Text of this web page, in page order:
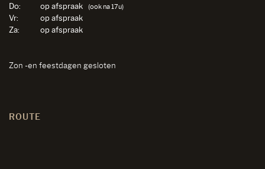
Do: op afspraak (ook na 17u)
Vr:
op afspraak
Za:
op afspraak
Zon -en feestdagen gesloten
ROUTE